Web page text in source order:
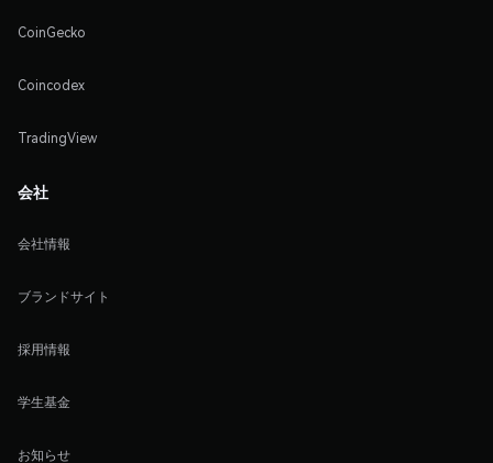
CoinGecko
Coincodex
TradingView
会社
会社情報
ブランドサイト
採用情報
学生基金
お知らせ